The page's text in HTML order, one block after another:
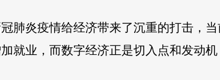
肺炎疫情给经济带来了沉重的打击，
就业，而数字经济正是切入点和发动